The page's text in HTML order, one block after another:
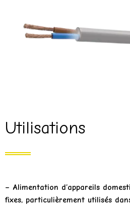
Utilisations
– Alimentation d’appareils
fixes, particulièrement utilisés